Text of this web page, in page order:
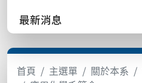
最新消息
首頁 主選單 關於本系